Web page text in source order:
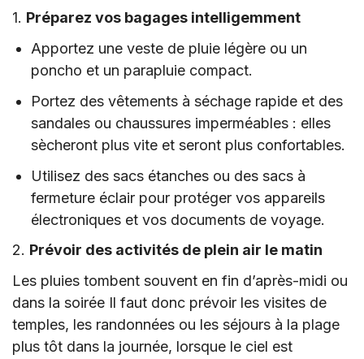
1. Préparez vos bagages intelligemment
Apportez une veste de pluie légère ou un
poncho et un parapluie compact.
Portez des vêtements à séchage rapide et des
sandales ou chaussures imperméables : elles
sècheront plus vite et seront plus confortables.
Utilisez des sacs étanches ou des sacs à
fermeture éclair pour protéger vos appareils
électroniques et vos documents de voyage.
2. Prévoir des activités de plein air le matin
Les pluies tombent souvent en fin d’après-midi ou
dans la soirée Il faut donc prévoir les visites de
temples, les randonnées ou les séjours à la plage
plus tôt dans la journée, lorsque le ciel est